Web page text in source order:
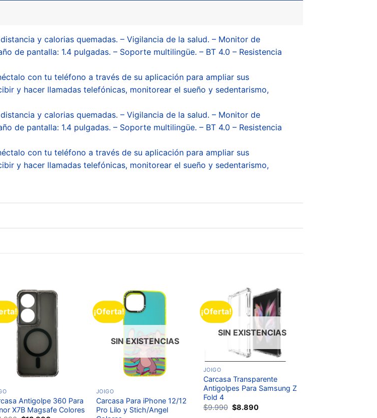
y calorias quemadas. – Vigilancia de la salud. – Monitor de
de pantalla: 1.4 pulgadas. – Soporte multilingüe. – BT 4.0 – Resistencia
con tu teléfono a través de su aplicación para ampliar sus
y hacer llamadas telefónicas, monitorear el sueño y sedentarismo,
y calorias quemadas. – Vigilancia de la salud. – Monitor de
de pantalla: 1.4 pulgadas. – Soporte multilingüe. – BT 4.0 – Resistencia
con tu teléfono a través de su aplicación para ampliar sus
y hacer llamadas telefónicas, monitorear el sueño y sedentarismo,
Antigolpe 360 Para
X7B Magsafe Colores
¡Oferta!
SIN EXISTENCIAS
JOIGO
Carcasa Para iPhone 12/12
Pro Lilo y Stich/Angel
¡Oferta!
Añadir
lista de
deseos
SIN EXISTENCIAS
JOIGO
Carcasa Transparente
Antigolpes Para Samsung Z
Fold 4
$9.990 $8.890